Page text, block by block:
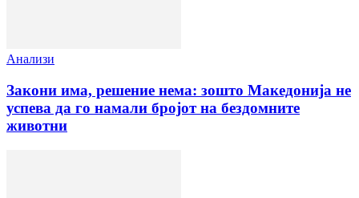
Анализи
Закони има, решение нема: зошто Македонија не
успева да го намали бројот на бездомните
животни